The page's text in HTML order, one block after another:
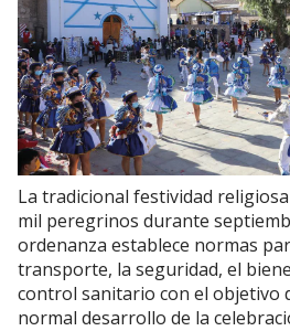
La tradicional festividad
mil peregrinos durante
ordenanza establece normas
transporte, la seguridad, el
control sanitario con el objetivo
normal desarrollo de la